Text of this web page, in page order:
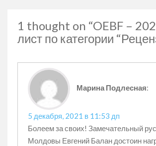
1 thought on “OEBF –
лист по категории
Марина Подлесная:
5 декабря, 2021 в 11:53 дп
Болеем за своих! Замечательный
Молдовы Евгений Балан достоин